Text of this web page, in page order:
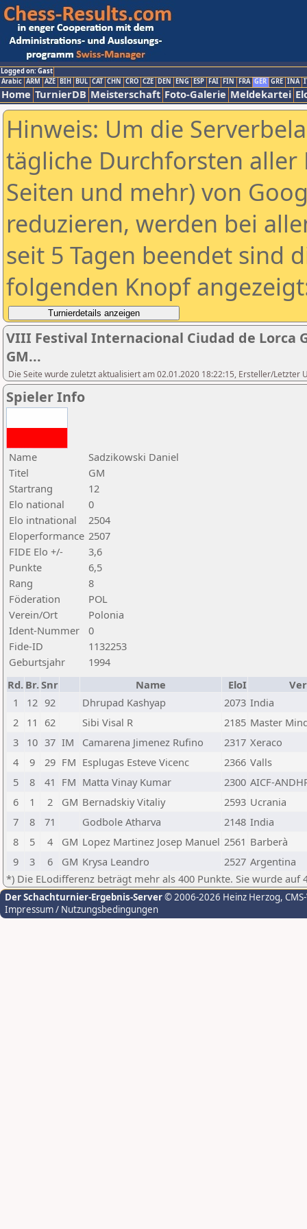
Logged on: Gast
Arabic ARM AZE BIH BUL CAT CHN CRO CZE DEN ENG ESP FAI FIN FRA GER GRE INA
Home TurnierDB Meisterschaft Foto-Galerie Meldekartei
Hinweis: Um die
tägliche Durchforsten aller
Seiten und mehr) von
reduzieren, werden bei
seit 5 Tagen beendet sind
folgenden Knopf
VIII Festival Internacional Ciudad de Lorca
GM...
Die Seite wurde zuletzt aktualisiert am 02.01.2020 18:22:15, Ersteller/Letzter
Spieler Info
Name
Sadzikowski Daniel
Titel
GM
Startrang
12
Elo national
0
Elo intnational
2504
Eloperformance 2507
FIDE Elo +/-
3,6
Punkte
6,5
Rang
8
Föderation
POL
Verein/Ort
Polonia
Ident-Nummer
0
Fide-ID
1132253
Geburtsjahr
1994
Rd. Br.Snr Name EloI
1
12 92 Dhrupad Kashyap 2073 India
2
11 62 Sibi Visal R 2185 Master
3
10 37 IM Camarena Jimenez Rufino 2317 Xeraco
4
9 29 FM Esplugas Esteve Vicenc 2366 Valls
5
8 41 FM Matta Vinay Kumar 2300 AICF-
6
1 2 GM Bernadskiy Vitaliy 2593 Ucrania
7
8 71 Godbole Atharva 2148 India
8
5 4 GM Lopez Martinez Josep Manuel 2561 Barberà
9
3 6 GM Krysa Leandro 2527 Argentina
*) Die ELodifferenz beträgt mehr als 400 Punkte. Sie wurde auf
Der Schachturnier-Ergebnis-Server© 2006-2026 Heinz Herzog,
Impressum / Nutzungsbedingungen